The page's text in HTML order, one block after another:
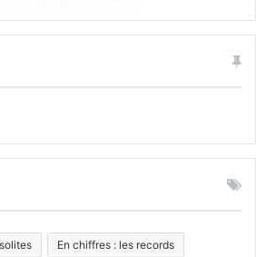
En chiffres : les records